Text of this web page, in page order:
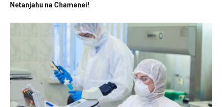
Netanjahu na Chamenei!